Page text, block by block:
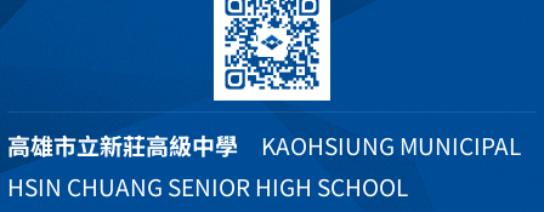
高雄市立新莊高級中學 KAOHSIUNG MUNICIPAL
HSIN CHUANG SENIOR HIGH SCHOOL